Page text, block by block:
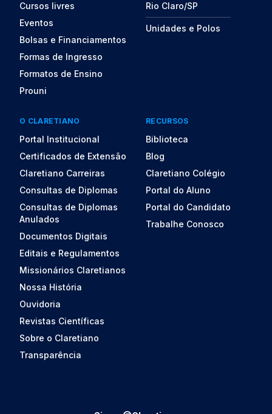
Cursos livres
Eventos
Bolsas e Financiamentos
Formas de Ingresso
Formatos de Ensino
Prouni
O CLARETIANO
Portal Institucional
Certificados de Extensão
Claretiano Carreiras
Consultas de Diplomas
Consultas de Diplomas
Anulados
Documentos Digitais
Editais e Regulamentos
Missionários Claretianos
Nossa História
Ouvidoria
Revistas Científicas
Sobre o Claretiano
Transparência
Rio Claro/SP
Unidades e Polos
RECURSOS
Biblioteca
Blog
Claretiano Colégio
Portal do Aluno
Portal do Candidato
Trabalhe Conosco